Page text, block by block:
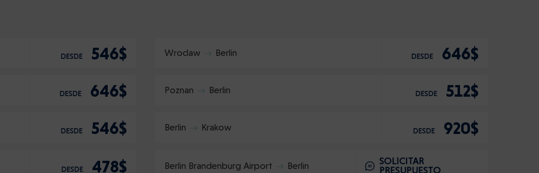
DESDE 546$ Wroclaw Berlin DESDE 646$
DESDE 646$ Poznan Berlin DESDE 512$
DESDE 546$ Berlin Krakow DESDE 920$
DESDE 478$ Berlin Brandenburg Airport Berlin
SOLICITAR
PRESUPUESTO